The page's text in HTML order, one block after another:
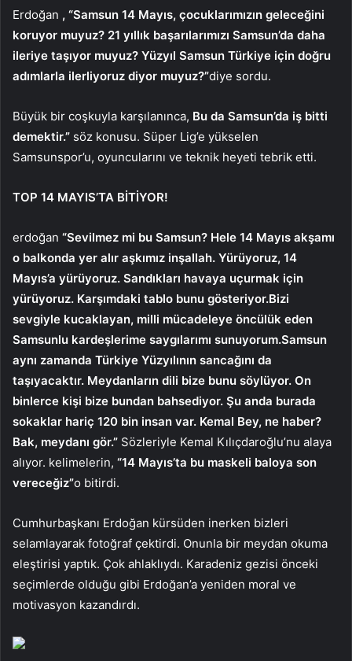
Erdoğan , “Samsun 14 Mayıs, çocuklarımızın geleceğini
koruyor muyuz? 21 yıllık başarılarımızı Samsun’da daha
ileriye taşıyor muyuz? Yüzyıl Samsun Türkiye için doğru
adımlarla ilerliyoruz diyor muyuz?”diye sordu.
Büyük bir coşkuyla karşılanınca, Bu da Samsun’da iş bitti
demektir.” söz konusu. Süper Lig’e yükselen
Samsunspor’u, oyuncularını ve teknik heyeti tebrik etti.
TOP 14 MAYIS’TA BİTİYOR!
erdoğan “Sevilmez mi bu Samsun? Hele 14 Mayıs akşamı
o balkonda yer alır aşkımız inşallah. Yürüyoruz, 14
Mayıs’a yürüyoruz. Sandıkları havaya uçurmak için
yürüyoruz. Karşımdaki tablo bunu gösteriyor.Bizi
sevgiyle kucaklayan, milli mücadeleye öncülük eden
Samsunlu kardeşlerime saygılarımı sunuyorum.Samsun
aynı zamanda Türkiye Yüzyılının sancağını da
taşıyacaktır. Meydanların dili bize bunu söylüyor. On
binlerce kişi bize bundan bahsediyor. Şu anda burada
sokaklar hariç 120 bin insan var. Kemal Bey, ne haber?
Bak, meydanı gör.” Sözleriyle Kemal Kılıçdaroğlu’nu alaya
alıyor. kelimelerin, “14 Mayıs’ta bu maskeli baloya son
vereceğiz”o bitirdi.
Cumhurbaşkanı Erdoğan kürsüden inerken bizleri
selamlayarak fotoğraf çektirdi. Onunla bir meydan okuma
eleştirisi yaptık. Çok ahlaklıydı. Karadeniz gezisi önceki
seçimlerde olduğu gibi Erdoğan’a yeniden moral ve
motivasyon kazandırdı.